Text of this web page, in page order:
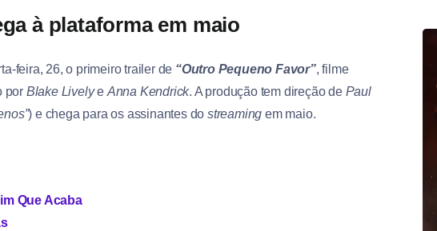
à plataforma em maio
feira, 26, o primeiro trailer de “Outro Pequeno Favor”, filme
por Blake Livelye Anna Kendrick. A produção tem direção de Paul
) e chega para os assinantes dostreamingem maio.
Que Acaba